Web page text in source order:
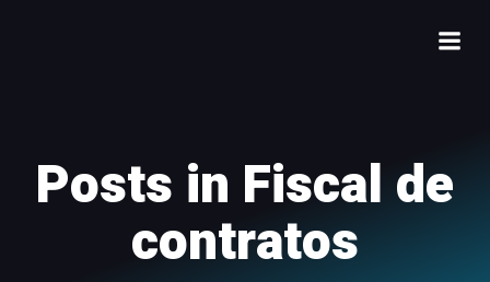
Posts in Fiscal de
contratos